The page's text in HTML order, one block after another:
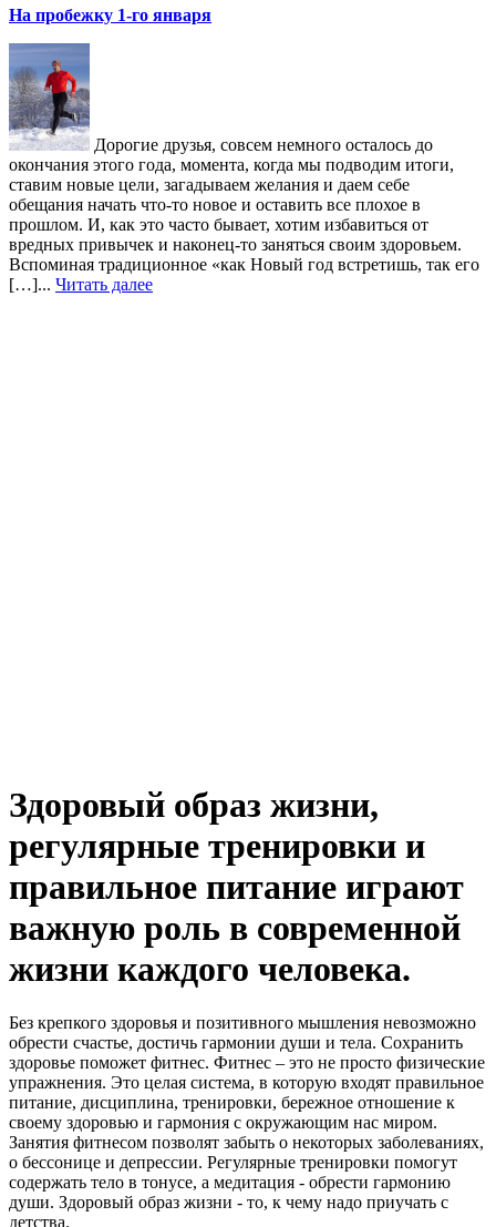
На пробежку 1-го января
Дорогие друзья, совсем немного осталось до
окончания этого года, момента, когда мы подводим итоги,
ставим новые цели, загадываем желания и даем себе
обещания начать что-то новое и оставить все плохое в
прошлом. И, как это часто бывает, хотим избавиться от
вредных привычек и наконец-то заняться своим здоровьем.
Вспоминая традиционное «как Новый год встретишь, так его
[…]... Читать далее
Здоровый образ жизни,
регулярные тренировки и
правильное питание играют
важную роль в современной
жизни каждого человека.
Без крепкого здоровья и позитивного мышления невозможно
обрести счастье, достичь гармонии души и тела. Сохранить
здоровье поможет фитнес. Фитнес – это не просто физические
упражнения. Это целая система, в которую входят правильное
питание, дисциплина, тренировки, бережное отношение к
своему здоровью и гармония с окружающим нас миром.
Занятия фитнесом позволят забыть о некоторых заболеваниях,
о бессонице и депрессии. Регулярные тренировки помогут
содержать тело в тонусе, а медитация - обрести гармонию
души. Здоровый образ жизни - то, к чему надо приучать с
детства.